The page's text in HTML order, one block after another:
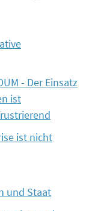
- Der Einsatz
ist
ist nicht
und Staat